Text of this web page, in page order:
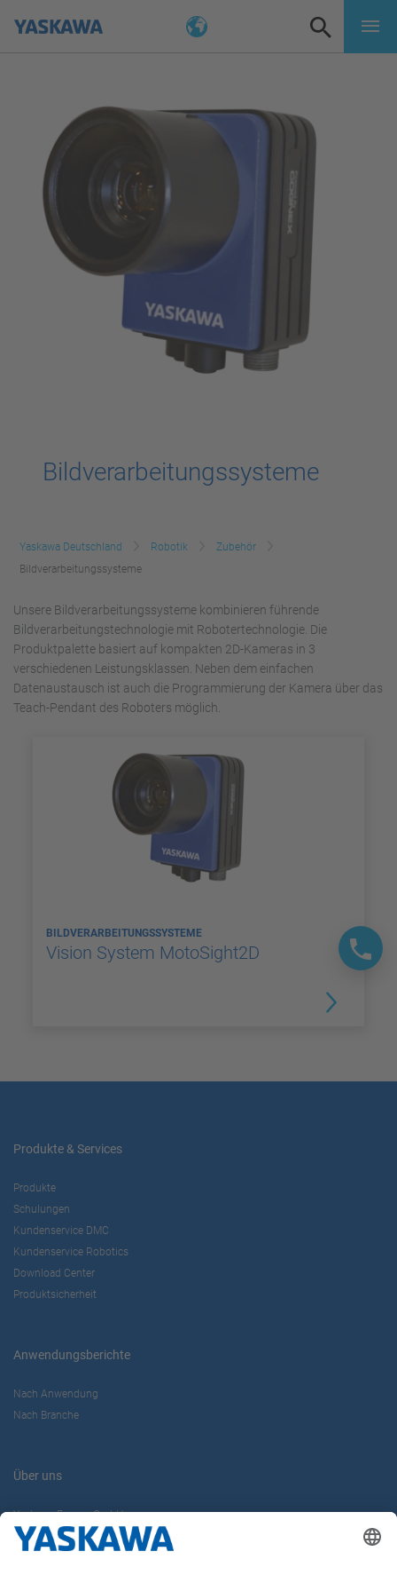
Bildverarbeitungssysteme
Yaskawa Deutschland Robotik
Zubehör
Bildverarbeitungssysteme
Unsere Bildverarbeitungssysteme kombinieren führende
Bildverarbeitungstechnologie mit Robotertechnologie. Die
Produktpalette basiert auf kompakten 2D-Kameras in 3
verschiedenen Leistungsklassen. Neben dem einfachen
Datenaustausch ist auch die Programmierung der Kamera über das
Teach-Pendant des Roboters möglich.
BILDVERARBEITUNGSSYSTEME
Vision System MotoSight2D
Produkte & Services
Produkte
Schulungen
Kundenservice DMC
Kundenservice Robotics
Download Center
Produktsicherheit
Anwendungsberichte
Nach Anwendung
Nach Branche
Über uns
Yaskawa Europe GmbH
Karriere